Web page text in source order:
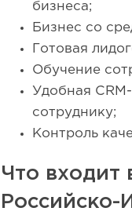
бизнеса;
Бизнес со
Готовая
Обучение
Удобная
сотруднику;
Контроль
Что входит
Российско-